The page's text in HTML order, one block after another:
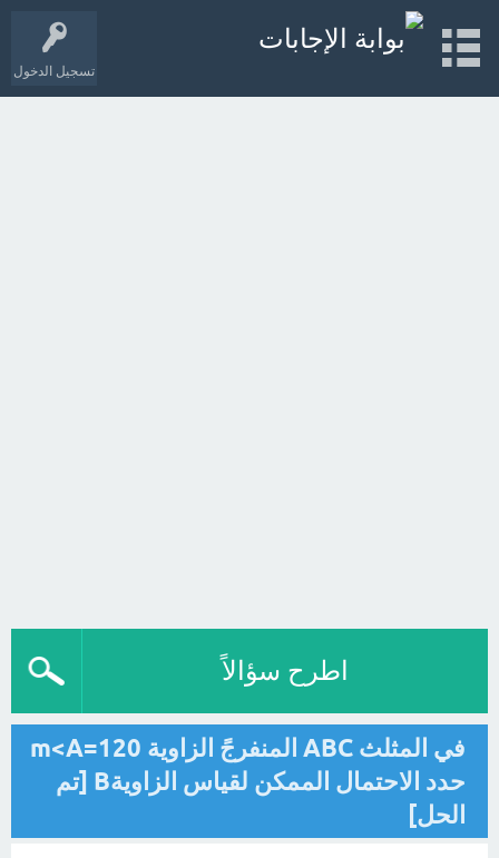
تسجيل الدخول
اطرح سؤالاً
في المثلث ABC المنفرجً الزاوية m<A=120
‏حدد الاحتمال الممكن لقياس الزاويةB [تم
الحل]